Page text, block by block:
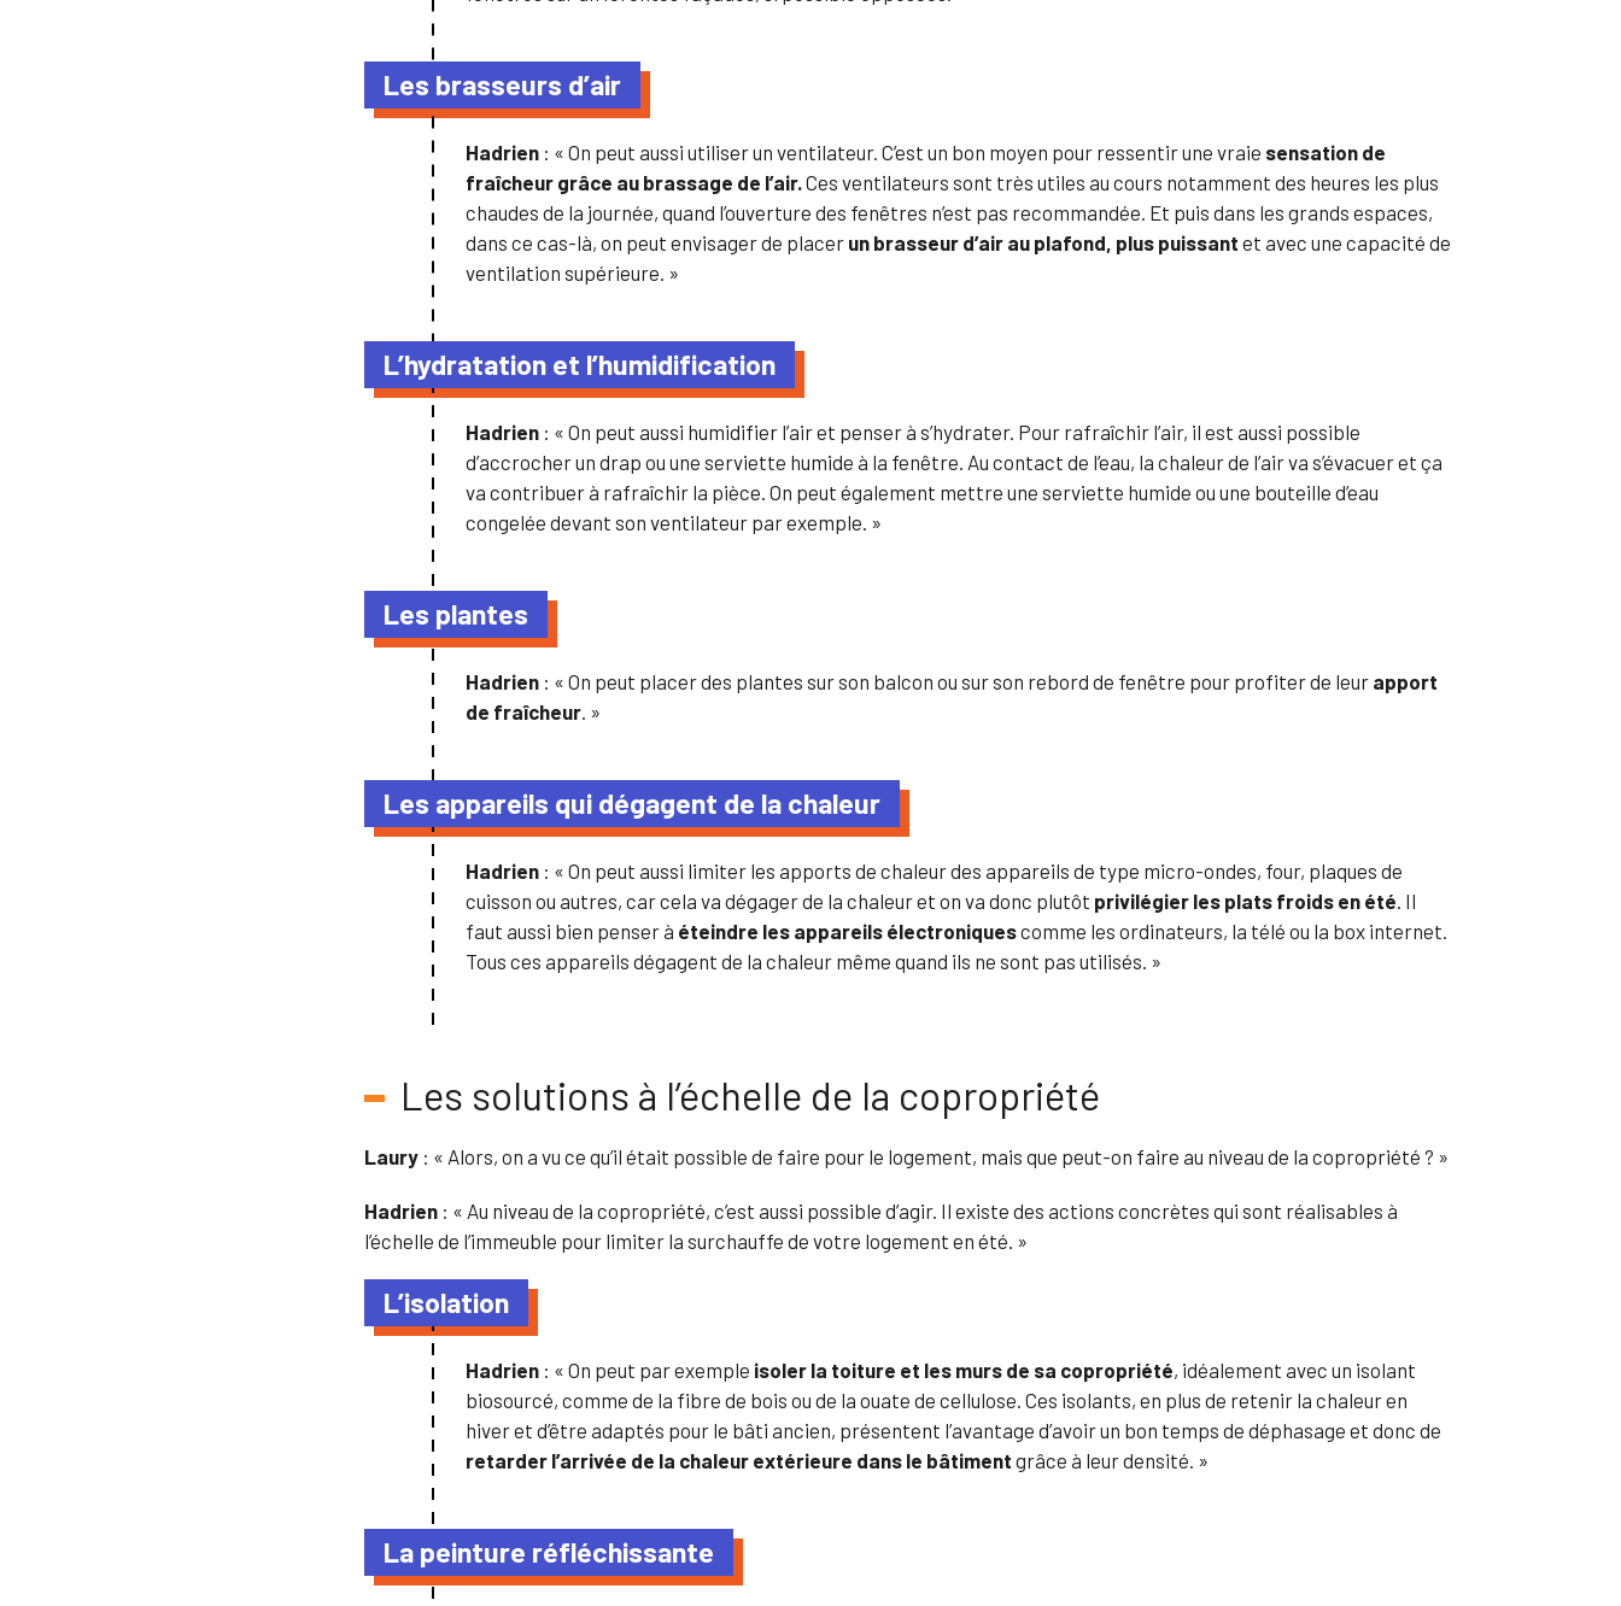
Les brasseurs d’air
Hadrien : « On peut aussi utiliser un ventilateur. C’est un bon moyen pour ressentir une vraie sensation de
fraîcheur grâce au brassage de l’air.Ces ventilateurs sont très utiles au cours notamment des heures les plus
chaudes de la journée, quand l’ouverture des fenêtres n’est pas recommandée. Et puis dans les grands espaces,
dans ce cas-là, on peut envisager de placer un brasseur d’air au plafond, plus puissant et avec une capacité de
ventilation supérieure. »
L’hydratation et l’humidification
Hadrien : « On peut aussi humidifier l’air et penser à s’hydrater. Pour rafraîchir l’air, il est aussi possible
d’accrocher un drap ou une serviette humide à la fenêtre. Au contact de l’eau, la chaleur de l’air va s’évacuer et ça
va contribuer à rafraîchir la pièce. On peut également mettre une serviette humide ou une bouteille d’eau
congelée devant son ventilateur par exemple. »
Les plantes
Hadrien : « On peut placer des plantes sur son balcon ou sur son rebord de fenêtre pour profiter de leur apport
de fraîcheur. »
Les appareils qui dégagent de la chaleur
Hadrien : « On peut aussi limiter les apports de chaleur des appareils de type micro-ondes, four, plaques de
cuisson ou autres, car cela va dégager de la chaleur et on va donc plutôt privilégier les plats froids en été. Il
faut aussi bien penser à éteindre les appareils électroniquescomme les ordinateurs, la télé ou la box internet.
Tous ces appareils dégagent de la chaleur même quand ils ne sont pas utilisés. »
Les solutions à l’échelle de la copropriété
Laury : « Alors, on a vu ce qu’il était possible de faire pour le logement, mais que peut-on faire au niveau de la copropriété ? »
Hadrien : « Au niveau de la copropriété, c’est aussi possible d’agir. Il existe des actions concrètes qui sont réalisables à
l’échelle de l’immeuble pour limiter la surchauffe de votre logement en été. »
L’isolation
Hadrien : « On peut par exemple isoler la toiture et les murs de sa copropriété, idéalement avec un isolant
biosourcé, comme de la fibre de bois ou de la ouate de cellulose. Ces isolants, en plus de retenir la chaleur en
hiver et d’être adaptés pour le bâti ancien, présentent l’avantage d’avoir un bon temps de déphasage et donc de
retarder l’arrivée de la chaleur extérieure dans le bâtiment grâce à leur densité. »
La peinture réfléchissante